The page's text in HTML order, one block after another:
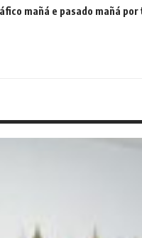
mañá e pasado mañá